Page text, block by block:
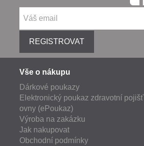
REGISTROVAT
Vše o nákupu
Dárkové poukazy
Elektronický poukaz zdravotní pojišť
ovny (ePoukaz)
Výroba na zakázku
Jak nakupovat
Obchodní podmínky